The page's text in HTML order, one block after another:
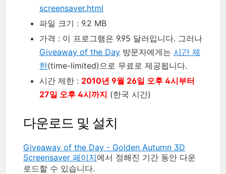
screensaver.html
파일 크기 : 9.2 MB
가격 : 이 프로그램은 9.95 달러입니다. 그러나
Giveaway of the Day 방문자에게는 시간 제
한(time-limited)으로 무료로 제공됩니다.
시간 제한 : 2010년 9월 26일 오후 4시부터
27일 오후 4시까지 (한국 시간)
다운로드 및 설치
Giveaway of the Day - Golden Autumn 3D
Screensaver 페이지에서 정해진 기간 동안 다운
로드할 수 있습니다.